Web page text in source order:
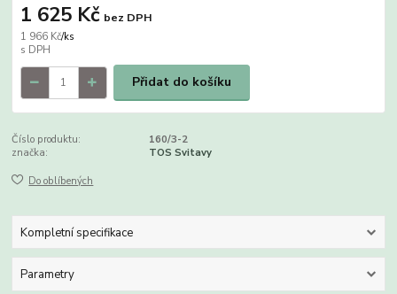
1 966 Kč/ks
1 625 Kč bez DPH
Přidat do košíku
Číslo produktu:
160/3-2
značka:
TOS Svitavy
Do oblíbených
Kompletní specifikace
Parametry